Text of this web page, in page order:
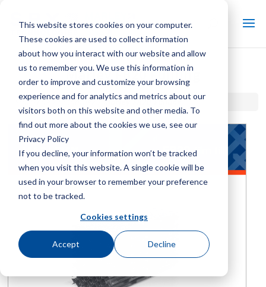
This website stores cookies on your computer.
These cookies are used to collect information
about how you interact with our website and allow
us to remember you. We use this information in
order to improve and customize your browsing
experience and for analytics and metrics about our
visitors both on this website and other media. To
find out more about the cookies we use, see our
Privacy Policy
If you decline, your information won’t be tracked
when you visit this website. A single cookie will be
used in your browser to remember your preference
not to be tracked.
Cookies settings
Accept Decline
Marley FB20 Füllung
Startseite / Bibliothek /Marley FB20 Füllung